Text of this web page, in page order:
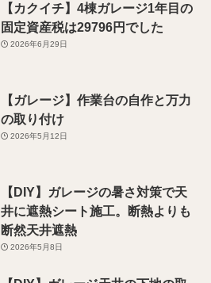
【カクイチ】4棟ガレージ1年目の
固定資産税は29796円でした
2026年6月29日
【ガレージ】作業台の自作と万力
の取り付け
2026年5月12日
【DIY】ガレージの暑さ対策で天
井に遮熱シート施工。断熱よりも
断然天井遮熱
2026年5月8日